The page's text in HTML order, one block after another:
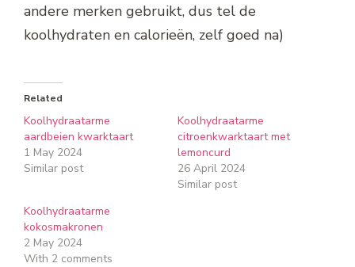
andere merken gebruikt, dus tel de
koolhydraten en calorieën, zelf goed na)
Related
Koolhydraatarme
aardbeien kwarktaart
1 May 2024
Similar post
Koolhydraatarme
citroenkwarktaart met
lemoncurd
26 April 2024
Similar post
Koolhydraatarme
kokosmakronen
2 May 2024
With 2 comments